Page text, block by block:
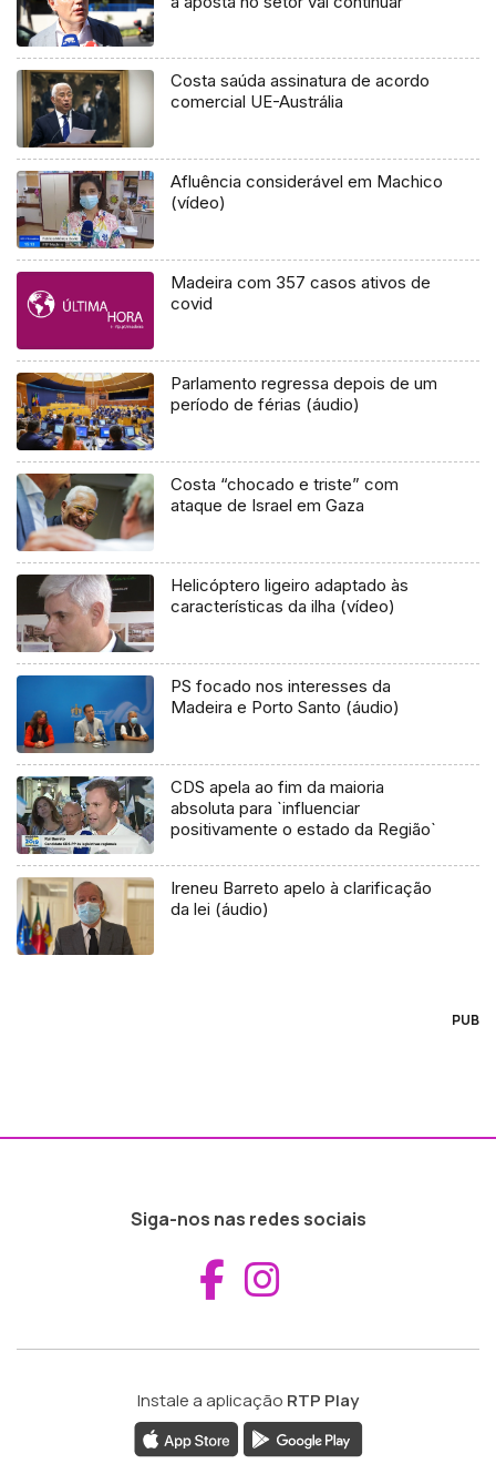
Costa saúda assinatura de acordo
comercial UE-Austrália
Afluência considerável em Machico
(vídeo)
Madeira com 357 casos ativos de
covid
Parlamento regressa depois de um
período de férias (áudio)
Costa “chocado e triste” com
ataque de Israel em Gaza
Helicóptero ligeiro adaptado às
características da ilha (vídeo)
PS focado nos interesses da
Madeira e Porto Santo (áudio)
CDS apela ao fim da maioria
absoluta para `influenciar
positivamente o estado da Região`
Ireneu Barreto apelo à clarificação
da lei (áudio)
PUB
Siga-nos nas redes sociais
Aceder ao
Instale a aplicação RTP Play